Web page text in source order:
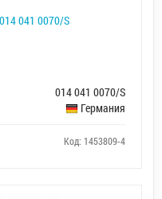
041 0070/S
014 041 0070/S
Германия
Код: 1453809-4